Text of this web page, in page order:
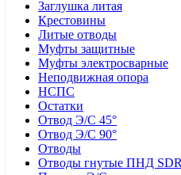
Заглушка литая
Крестовины
Литые отводы
Муфты защитные
Муфты электросварные
Неподвижная опора
НСПС
Остатки
Отвод Э/С 45°
Отвод Э/С 90°
Отводы
Отводы гнутые ПНД